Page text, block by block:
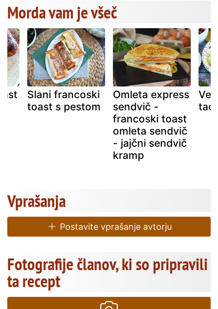
Morda vam je všeč
Slani francoski
toast s pestom
Omleta express
sendvič -
francoski toast
omleta sendvič
- jajčni sendvič
kramp
Vprašanja
Postavite vprašanje avtorju
Fotografije članov, ki so pripravili
ta recept